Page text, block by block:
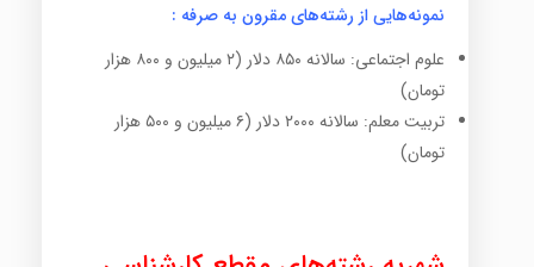
نمونه‌هایی از رشته‌های مقرون به صرفه :
علوم اجتماعی: سالانه ۸۵۰ دلار (۲ میلیون و ۸۰۰ هزار
تومان)
تربیت معلم: سالانه ۲۰۰۰ دلار (۶ میلیون و ۵۰۰ هزار
تومان)